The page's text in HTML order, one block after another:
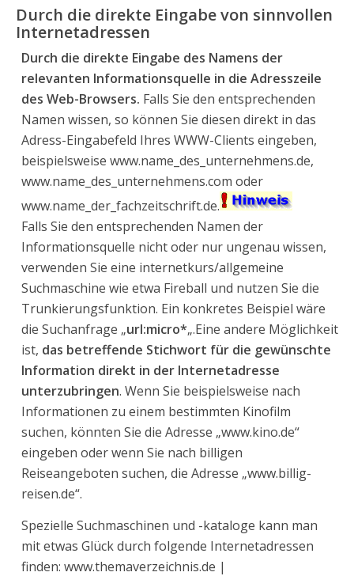
Durch die direkte Eingabe von sinnvollen
Internetadressen
Durch die direkte Eingabe des Namens der
relevanten Informationsquelle in die Adresszeile
des Web-Browsers. Falls Sie den entsprechenden
Namen wissen, so können Sie diesen direkt in das
Adress-Eingabefeld Ihres WWW-Clients eingeben,
beispielsweise www.name_des_unternehmens.de,
www.name_des_unternehmens.com oder
www.name_der_fachzeitschrift.de.
Falls Sie den entsprechenden Namen der
Informationsquelle nicht oder nur ungenau wissen,
verwenden Sie eine internetkurs/allgemeine
Suchmaschine wie etwa Fireball und nutzen Sie die
Trunkierungsfunktion. Ein konkretes Beispiel wäre
die Suchanfrage „url:micro*„.Eine andere Möglichkeit
ist, das betreffende Stichwort für die gewünschte
Information direkt in der Internetadresse
unterzubringen. Wenn Sie beispielsweise nach
Informationen zu einem bestimmten Kinofilm
suchen, könnten Sie die Adresse „www.kino.de“
eingeben oder wenn Sie nach billigen
Reiseangeboten suchen, die Adresse „www.billig-
reisen.de“.
Spezielle Suchmaschinen und -kataloge kann man
mit etwas Glück durch folgende Internetadressen
finden: www.themaverzeichnis.de |